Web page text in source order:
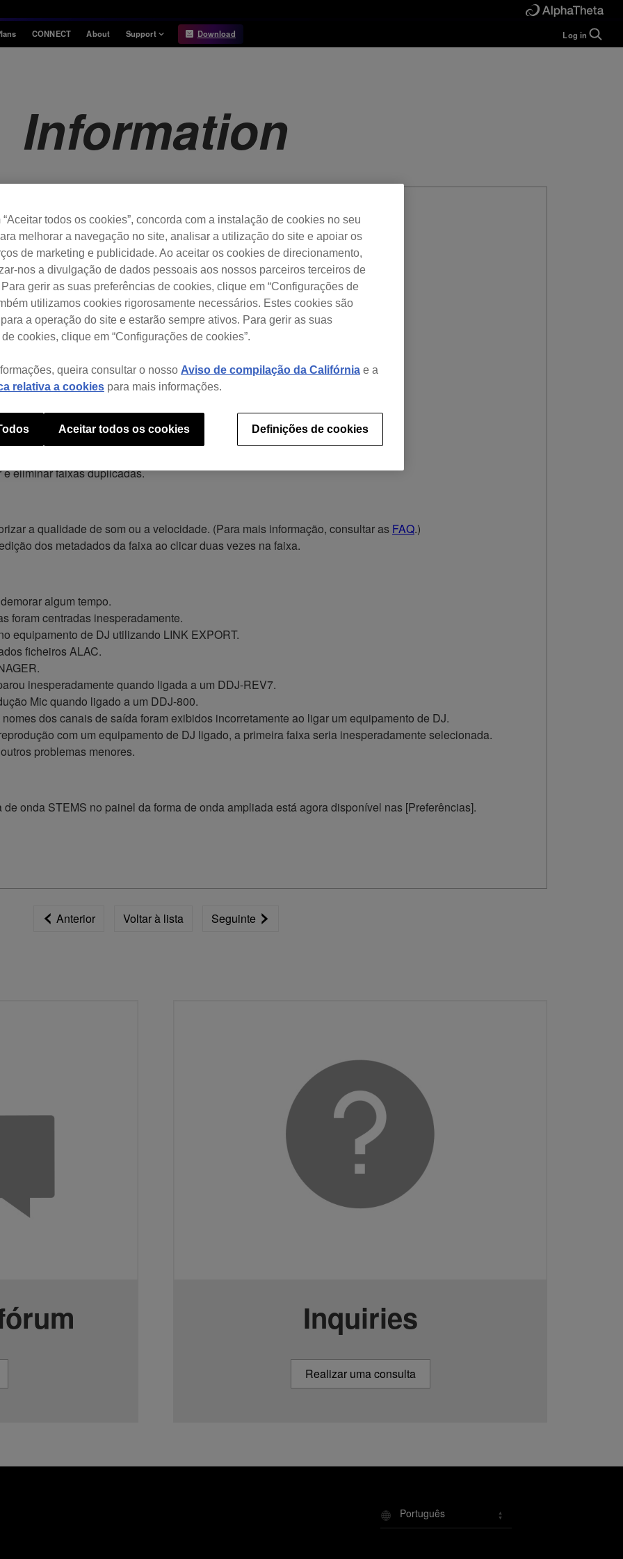
CONNECT About Support
Hardware Unlock
Hardware Diagrams
Requirements
Download Log in
Information
ver. 7.0.4 .
TIDAL offline.
eliminar faixas duplicadas.
a qualidade de som ou a velocidade. (Para mais informação, consultar as FAQ.)
dos metadados da faixa ao clicar duas vezes na faixa.
algum tempo.
foram centradas inesperadamente.
equipamento de DJ utilizando LINK EXPORT.
ficheiros ALAC.
inesperadamente quando ligada a um DDJ-REV7.
Mic quando ligado a um DDJ-800.
dos canais de saída foram exibidos incorretamente ao ligar um equipamento de DJ.
com um equipamento de DJ ligado, a primeira faixa seria inesperadamente selecionada.
problemas menores.
onda STEMS no painel da forma de onda ampliada está agora disponível nas [Preferências].
Anterior Voltar à lista Seguinte
Inquiries
Realizar uma consulta
Português
todos os cookies”, concorda com a instalação de cookies no seu
melhorar a navegação no site, analisar a utilização do site e apoiar os
de marketing e publicidade. Ao aceitar os cookies de direcionamento,
nos a divulgação de dados pessoais aos nossos parceiros terceiros de
gerir as suas preferências de cookies, clique em “Configurações de
utilizamos cookies rigorosamente necessários. Estes cookies são
a operação do site e estarão sempre ativos. Para gerir as suas
cookies, clique em “Configurações de cookies”.
queira consultar o nosso Aviso de compilação da Califórnia e a
relativa a cookies para mais informações.
Definições de cookies
Aceitar todos os cookies